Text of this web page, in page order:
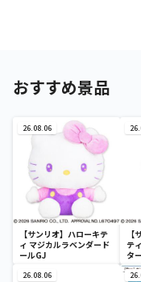
おすすめ景品
26.08.06
【サンリオ】ハローキテ
ィ マジカルラベンダード
ールGJ
【
テ
タ
デ
26.08.06